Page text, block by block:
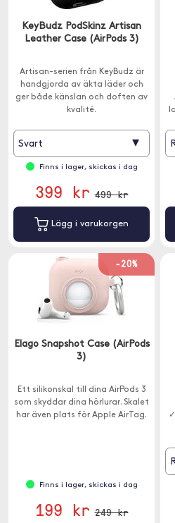
KeyBudz PodSkinz Artisan
Leather Case (AirPods 3)
Artisan-serien från KeyBudz är
handgjorda av äkta läder och
ger både känslan och doften av
kvalité.
Svart ▾
Finns i lager, skickas i dag
399 kr 499 kr
Lägg i varukorgen
-20%
Elago Snapshot Case (AirPods
3)
Ett silikonskal till dina AirPods 3
som skyddar dina hörlurar. Skalet
har även plats för Apple AirTag.
Finns i lager, skickas i dag
199 kr 249 kr